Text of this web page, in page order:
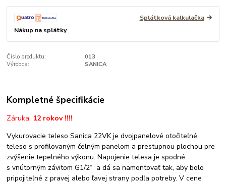
Splátková kalkulačka
Nákup na splátky
Číslo produktu:
013
Výrobca:
SANICA
Kompletné špecifikácie
Záruka: 12 rokov !!!!
Vykurovacie teleso Sanica 22VK je dvojpanelové otočiteľné
teleso s profilovaným čelným panelom a prestupnou plochou pre
zvýšenie tepelného výkonu. Napojenie telesa je spodné
s vnútorným závitom G1/2“ a dá sa namontovať tak, aby bolo
pripojiteľné z pravej alebo ľavej strany podľa potreby. V cene